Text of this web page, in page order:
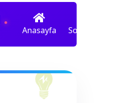
.
Anasayfa Sohbet